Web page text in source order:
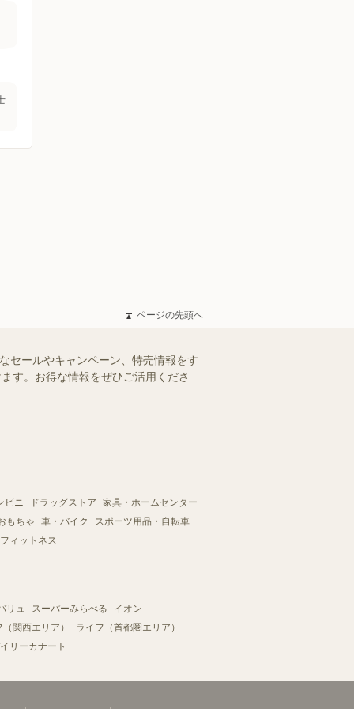
ページの先頭へ
セールやキャンペーン、特売情報をす
す。お得な情報をぜひご活用くださ
ビニ ドラッグストア
家具・ホームセンター
もちゃ 車・バイク
スポーツ用品・自転車
ィットネス
リュ スーパーみらべる
イオン
関西エリア）
ライフ（首都圏エリア）
リーカナート